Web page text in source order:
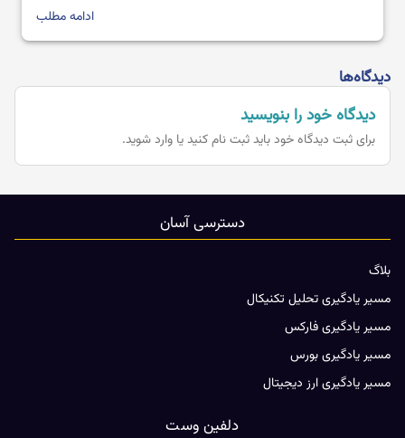
ادامه مطلب
دیدگاه‌ها
دیدگاه خود را بنویسید
برای ثبت دیدگاه خود بایدثبت نام کنید یا وارد شوید.
دسترسی آسان
بلاگ
مسیر یادگیری تحلیل تکنیکال
مسیر یادگیری فارکس
مسیر یادگیری بورس
مسیر یادگیری ارز دیجیتال
دلفین وست